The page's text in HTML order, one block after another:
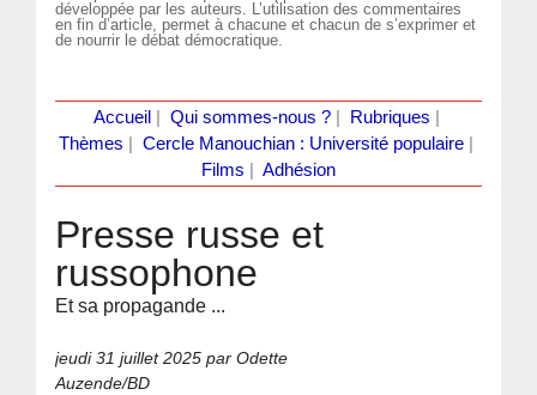
développée par les auteurs. L’utilisation des commentaires
en fin d’article, permet à chacune et chacun de s’exprimer et
de nourrir le débat démocratique.
Accueil Qui sommes-nous ?| Rubriques
Thèmes
Cercle Manouchian : Université populaire
Films
Adhésion
Presse russe et
russophone
Et sa propagande ...
jeudi 31 juillet 2025 par Odette
Auzende/BD